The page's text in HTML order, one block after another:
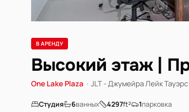
В АРЕНДУ
Высокий этаж |
One Lake Plaza · JLT - Джумейра Лейк Тауэрс
Студия 6ванных 4297ft² 1парковка